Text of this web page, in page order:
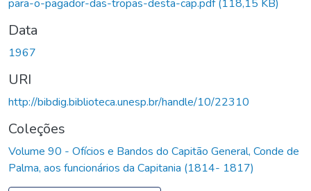
para-o-pagador-das-tropas-desta-cap.pdf(118,15 KB)
Data
1967
URI
http://bibdig.biblioteca.unesp.br/handle/10/22310
Coleções
Volume 90 - Ofícios e Bandos do Capitão General, Conde de
Palma, aos funcionários da Capitania (1814- 1817)